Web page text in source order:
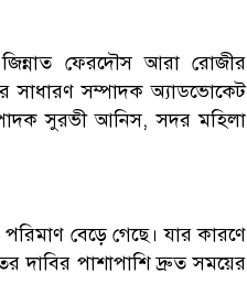
ফেরদৌস আরা রোজীর
সাধারণ সম্পাদক অ্যাডভোকেট
সুরভী আনিস, সদর মহিলা
পরিমাণ বেড়ে গেছে। যার কারণে
দাবির পাশাপাশি দ্রুত সময়ের